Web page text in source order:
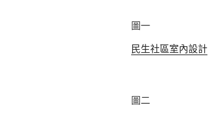
圖一
民生社區室內設計
圖二